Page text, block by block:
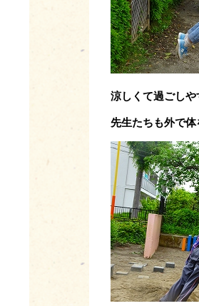
涼しくて過ごし
先生たちも外で